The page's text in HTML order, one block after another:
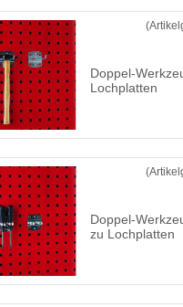
Doppel-
Lochplatten
Doppel-
zu Lochplatten